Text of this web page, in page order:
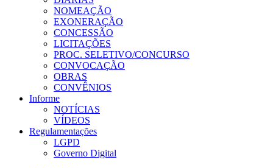
NOMEAÇÃO
EXONERAÇÃO
CONCESSÃO
LICITAÇÕES
PROC. SELETIVO/CONCURSO
CONVOCAÇÃO
OBRAS
CONVÊNIOS
Informe
NOTÍCIAS
VÍDEOS
Regulamentações
LGPD
Governo Digital